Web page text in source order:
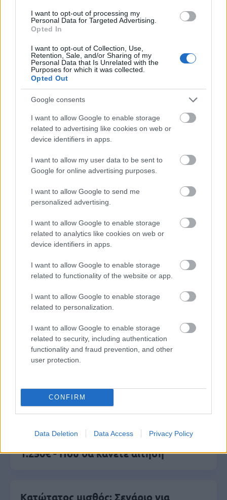
I want to opt-out of processing my
Personal Data for Targeted Advertising.
Opted In
I want to opt-out of Collection, Use,
Retention, Sale, and/or Sharing of my
Personal Data that Is Unrelated with the
Purposes for which it was collected.
Opted Out
Google consents
I want to allow Google to enable storage
related to advertising like cookies on web or
device identifiers in apps.
I want to allow my user data to be sent to
Google for online advertising purposes.
I want to allow Google to send me
personalized advertising.
I want to allow Google to enable storage
related to analytics like cookies on web or
device identifiers in apps.
I want to allow Google to enable storage
related to functionality of the website or app.
I want to allow Google to enable storage
related to personalization.
I want to allow Google to enable storage
related to security, including authentication
functionality and fraud prevention, and other
user protection.
CONFIRM
Data Deletion Data Access Privacy Policy
μόνο 2 ημέρες στα χέρια σας
ΑΣΕΠ: Εξ αποστάσεως η πιο Εύκολη
Πιστοποίηση Υπολογιστών σε 2
μέρες
ειδήσεις.
Βάλε το proson.gr στα αποτελέσματα
Δημοφιλείς Ειδήσεις
ΑΣΕΠ: Αυτές είναι οι δύο επόμενες
προκηρύξεις «μαμούθ» (με μόρια)
Μόνιμοι στο υπουργείο Εξωτερικών
ΔΥΠΑ: 1.000 προσλήψεις με μισθό έως
1.250€ - Πού θα κάνετε αίτηση
Κατώτατος μισθός: Σενάριο για